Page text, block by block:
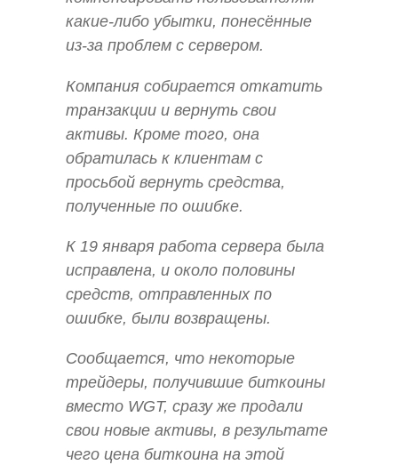
какие-либо убытки, понесённые
из-за проблем с сервером.
Компания собирается откатить
транзакции и вернуть свои
активы. Кроме того, она
обратилась к клиентам с
просьбой вернуть средства,
полученные по ошибке.
К 19 января работа сервера была
исправлена, и около половины
средств, отправленных по
ошибке, были возвращены.
Сообщается, что некоторые
трейдеры, получившие биткоины
вместо WGT, сразу же продали
свои новые активы, в результате
чего цена биткоина на этой